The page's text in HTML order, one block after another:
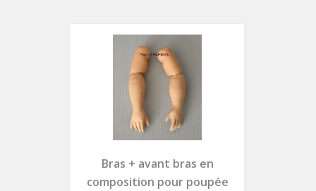
Bras + avant bras en
composition pour poupée